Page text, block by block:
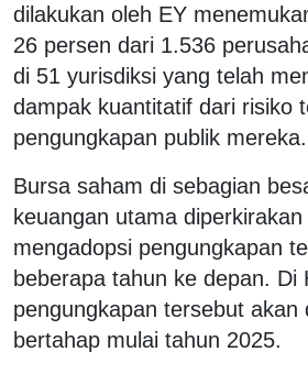
dilakukan oleh EY
26 persen dari 1.536
di 51 yurisdiksi yang telah
dampak kuantitatif dari risiko
pengungkapan publik mereka.
Bursa saham di sebagian
keuangan utama diperkirakan
mengadopsi pengungkapan
beberapa tahun ke depan. Di
pengungkapan tersebut akan
bertahap mulai tahun 2025.